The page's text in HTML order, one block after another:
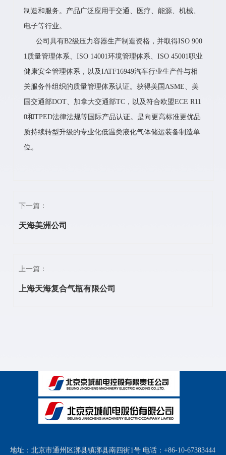
制造和服务。产品广泛应用于交通、医疗、能源、机械、
电子等行业。
公司具有B2级压力容器生产制造资格，并取得ISO 900
1质量管理体系、ISO 14001环境管理体系、ISO 45001职业
健康安全管理体系，以及IATF16949汽车行业生产件与相
关服务件组织的质量管理体系认证。获得美国ASME、美
国交通部DOT、加拿大交通部TC，以及符合欧盟ECE R11
0和TPED法律法规等国际产品认证。是向更高标准更优品
质持续转型升级的专业化低温类液化气体储运装备制造单
位。
下一篇：
天海美洲公司
上一篇：
上海天海复合气瓶有限公司
地址：北京市通州区漷县镇漷县南四街1号 电话：+86-10-67383444